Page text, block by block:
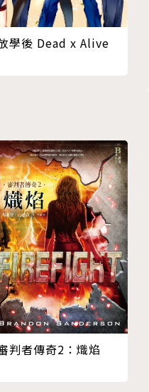
，在四十年的偵探生涯
國福爾摩斯」美譽。
鑑識科學的發展同
審員與法官的理解。雖
確實為犯罪調查帶來深
年研究與數千件原始資
平與經手的重要案例，
，引導讀者省思司法制
學發展的重要歷史。
Dawson）
富的紀錄片製作人，
新聞、ABC新聞電
），以及夜線
學後 Dead x Alive
判者傳奇2：熾焰